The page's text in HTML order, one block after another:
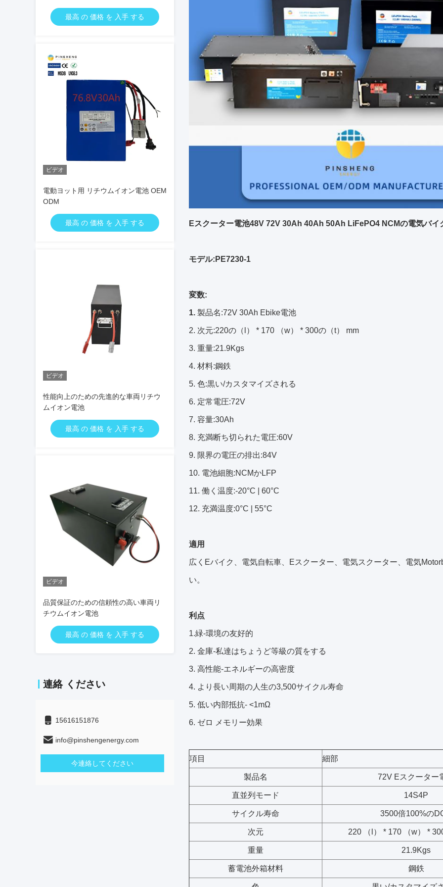
最高 の 価格 を 入手 する
ビデオ
電動ヨット用 リチウムイオン電池 OEM
ODM
最高 の 価格 を 入手 する
ビデオ
性能向上のための先進的な車両リチウ
ムイオン電池
最高 の 価格 を 入手 する
ビデオ
品質保証のための信頼性の高い車両リ
チウムイオン電池
最高 の 価格 を 入手 する
連絡 ください
15616151876
info@pinshengenergy.com
今連絡してください
Eスクーター電池48V 72V 30Ah 40Ah 50Ah LiFePO4 NCMの電気バイ
モデル:PE7230-1
変数:
1. 製品名:72V 30Ah Ebike電池
2. 次元:220の（l） * 170 （w） * 300の（t） mm
3. 重量:21.9Kgs
4. 材料:鋼鉄
5. 色:黒い/カスタマイズされる
6. 定常電圧:72V
7. 容量:30Ah
8. 充満断ち切られた電圧:60V
9. 限界の電圧の排出:84V
10. 電池細胞:NCMかLFP
11. 働く温度:-20°C | 60°C
12. 充満温度:0°C | 55°C
適用
広くEバイク、電気自転車、Eスクーター、電気スクーター、電気
い。
利点
1.緑-環境の友好的
2. 金庫-私達はちょうど等級の質をする
3. 高性能-エネルギーの高密度
4. より長い周期の人生の3,500サイクル寿命
5. 低い内部抵抗- <1mΩ
6. ゼロ メモリー効果
項目 細部
製品名 72V Eスクーター
直並列モード 14S4P
サイクル寿命 3500倍100%の
次元 220 （l） * 170 （w） *
重量 21.9Kgs
蓄電池外箱材料 鋼鉄